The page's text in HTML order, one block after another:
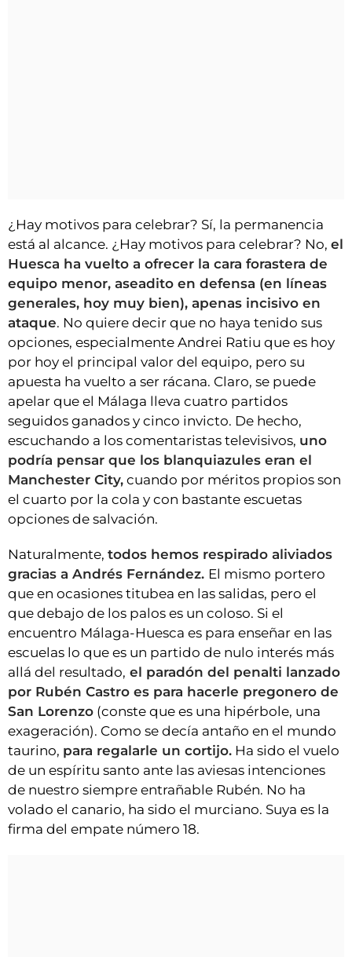
¿Hay motivos para celebrar? Sí, la permanencia
está al alcance. ¿Hay motivos para celebrar? No, el
Huesca ha vuelto a ofrecer la cara forastera de
equipo menor, aseadito en defensa (en líneas
generales, hoy muy bien), apenas incisivo en
ataque. No quiere decir que no haya tenido sus
opciones, especialmente Andrei Ratiu que es hoy
por hoy el principal valor del equipo, pero su
apuesta ha vuelto a ser rácana. Claro, se puede
apelar que el Málaga lleva cuatro partidos
seguidos ganados y cinco invicto. De hecho,
escuchando a los comentaristas televisivos, uno
podría pensar que los blanquiazules eran el
Manchester City, cuando por méritos propios son
el cuarto por la cola y con bastante escuetas
opciones de salvación.
Naturalmente, todos hemos respirado aliviados
gracias a Andrés Fernández. El mismo portero
que en ocasiones titubea en las salidas, pero el
que debajo de los palos es un coloso. Si el
encuentro Málaga-Huesca es para enseñar en las
escuelas lo que es un partido de nulo interés más
allá del resultado, el paradón del penalti lanzado
por Rubén Castro es para hacerle pregonero de
San Lorenzo (conste que es una hipérbole, una
exageración). Como se decía antaño en el mundo
taurino, para regalarle un cortijo. Ha sido el vuelo
de un espíritu santo ante las aviesas intenciones
de nuestro siempre entrañable Rubén. No ha
volado el canario, ha sido el murciano. Suya es la
firma del empate número 18.